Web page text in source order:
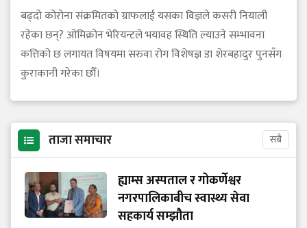
बढ्दो कोरोना संक्रमितको ग्राफलाई यसका विज्ञले कसरी नियाली
रहेका छन्? ओमिक्रोन भेरियन्टले भयावह स्थिति ल्याउने सम्भावना
कत्तिको छ लगायत विषयमा सरुवा रोग विशेषज्ञ डा शेरबहादुर पुनसँग
कुराकानी गरेका छौँ।
ताजा समाचार सबै
ह्याम्स अस्पताल र गोकर्णेश्वर
नगरपालिकाबीच स्वास्थ्य सेवा
सहकार्य सम्झौता